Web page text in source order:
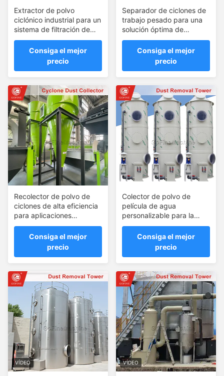
Extractor de polvo
ciclónico industrial para un
sistema de filtración de
aire confiable
Consiga el mejor
precio
Separador de ciclones de
trabajo pesado para una
solución óptima de
eliminación de polvo
Consiga el mejor
precio
Recolector de polvo de
ciclones de alta eficiencia
para aplicaciones
industriales
Consiga el mejor
precio
Colector de polvo de
película de agua
personalizable para la
producción de fertilizantes
Consiga el mejor
precio
VÍDEO VÍDEO